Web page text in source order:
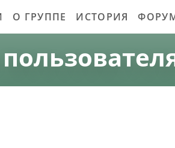
О ГРУППЕ ИСТОРИЯ